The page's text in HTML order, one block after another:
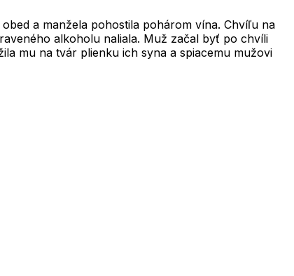
a manžela pohostila pohárom vína. Chvíľu na
alkoholu naliala. Muž začal byť po chvíli
mu na tvár plienku ich syna a spiacemu mužovi